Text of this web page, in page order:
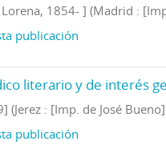
1854- ] (Madrid :
publicación
literario y de interés
(Jerez : [Imp. de José
publicación